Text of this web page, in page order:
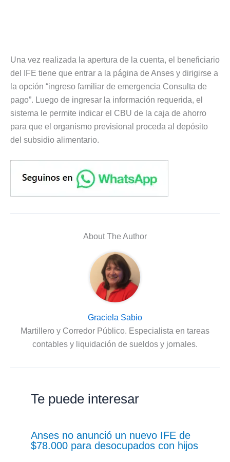
Una vez realizada la apertura de la cuenta, el beneficiario
del IFE tiene que entrar a la página de Anses y dirigirse a
la opción “ingreso familiar de emergencia Consulta de
pago”. Luego de ingresar la información requerida, el
sistema le permite indicar el CBU de la caja de ahorro
para que el organismo previsional proceda al depósito
del subsidio alimentario.
About The Author
Graciela Sabio
Martillero y Corredor Público. Especialista en tareas
contables y liquidación de sueldos y jornales.
Te puede interesar
Anses no anunció un nuevo IFE de
$78.000 para desocupados con hijos